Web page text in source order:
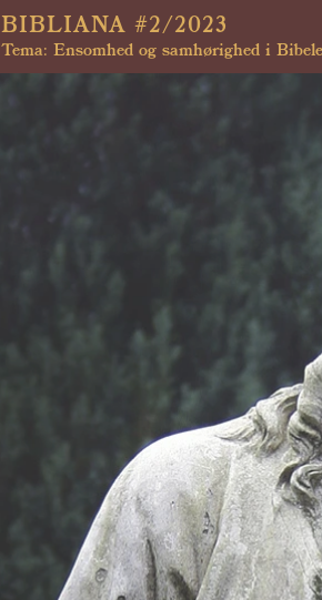
BIBLIANA #2/2023
Tema: Ensomhed og samhørighed i